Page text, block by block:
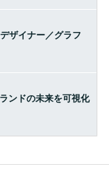
ザイナー／グラフ
ンドの未来を可視化